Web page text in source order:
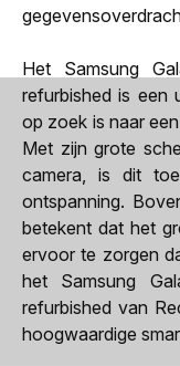
Het Samsung
refurbished is een
op zoek is naar
Met zijn grote
camera, is dit
ontspanning.
betekent dat het
ervoor te zorgen
het Samsung
refurbished van
hoogwaardige